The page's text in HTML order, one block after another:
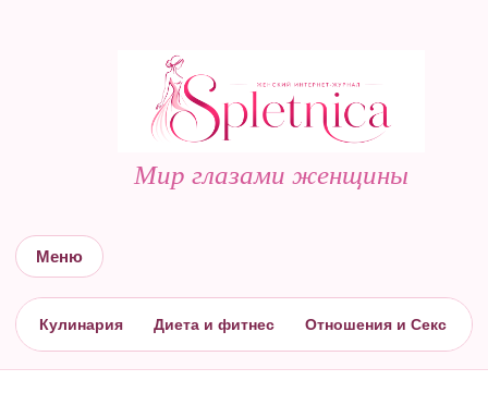
Мир глазами женщины
Меню
Кулинария Диета и фитнес Отношения и Секс